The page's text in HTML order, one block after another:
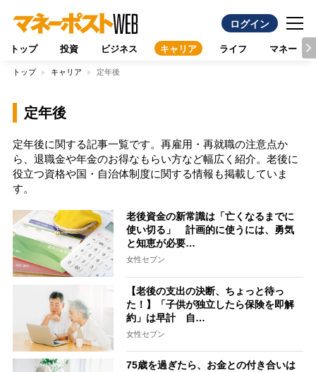
ログイン
トップ 投資 ビジネス キャリア ライフ マネー
トップ キャリア 定年後
定年後
定年後に関する記事一覧です。再雇用・再就職の注意点か
ら、退職金や年金のお得なもらい方など幅広く紹介。老後に
役立つ資格や国・自治体制度に関する情報も掲載していま
す。
老後資金の新常識は「亡くなるまでに
使い切る」 計画的に使うには、勇気
と知恵が必要…
女性セブン
【老後の支出の決断、ちょっと待っ
た！】「子供が独立したら保険を即解
約」は早計 自…
女性セブン
75歳を過ぎたら、お金との付き合いは